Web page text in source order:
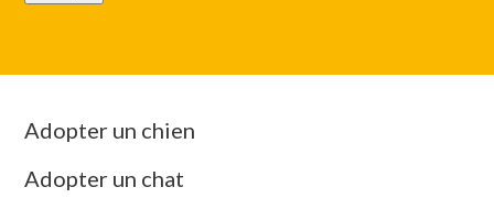
Adopter un chien
Adopter un chat